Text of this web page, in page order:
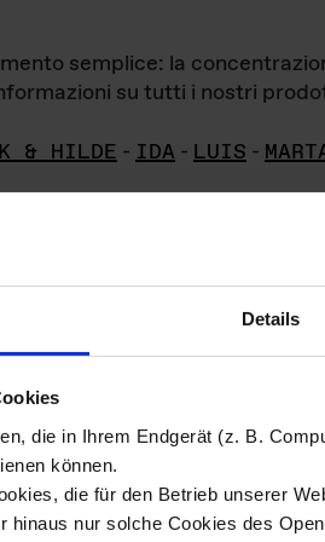
Details
die in Ihrem Endgerät (z. B.
können.
die für den Betrieb unserer
hinaus nur solche Cookies des
semplice: la
su tutti i nostri
& HILDE - IDA - LUIS -
materiale fotografico sono